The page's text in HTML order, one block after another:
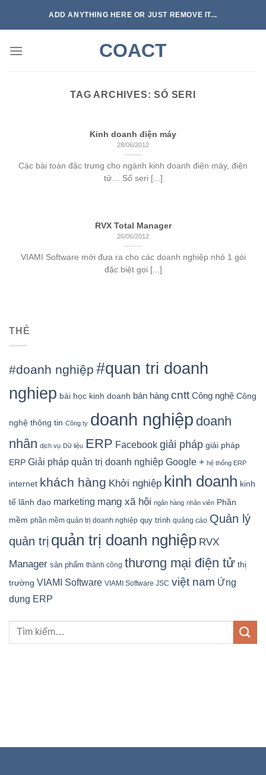
ADD ANYTHING HERE OR JUST REMOVE IT...
COACT
TAG ARCHIVES:SỐ SERI
Kinh doanh điện máy
28/06/2012
Các bài toán đặc trưng cho ngành kinh doanh điện máy, điện
tử… Số seri [...]
RVX Total Manager
26/06/2012
VIAMI Software mới đưa ra cho các doanh nghiệp nhỏ 1 gói
đặc biệt gọi [...]
THẺ
#doanh nghiệp #quan tri doanh
nghiep bài học kinh doanh bán hàng cntt Công nghệ Công
nghệ thông tin Công ty doanh nghiệp doanh
nhân dịch vụ Dữ liệu ERP Facebook giải pháp giải pháp
ERP Giải pháp quản trị doanh nghiệp Google + hệ thống ERP
internet khách hàng Khởi nghiệp kinh doanh kinh
tế lãnh đạo marketing mạng xã hội ngân hàng nhân viên Phần
mềm phần mềm quản trị doanh nghiệp quy trình quảng cáo Quản lý
quản trị quản trị doanh nghiệp RVX
Manager sản phẩm thành công thương mại điện tử thị
trường VIAMI Software VIAMI Software JSC việt nam Ứng
dụng ERP